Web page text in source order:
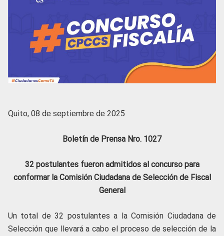
Quito, 08 de septiembre de 2025
Boletín de Prensa Nro. 1027
32 postulantes fueron admitidos al concurso para
conformar la Comisión Ciudadana de Selección de Fiscal
General
Un total de 32 postulantes a la Comisión Ciudadana de
Selección que llevará a cabo el proceso de selección de la